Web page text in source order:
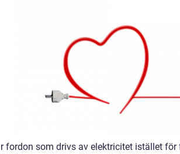
fordon som drivs av elektricitet istället